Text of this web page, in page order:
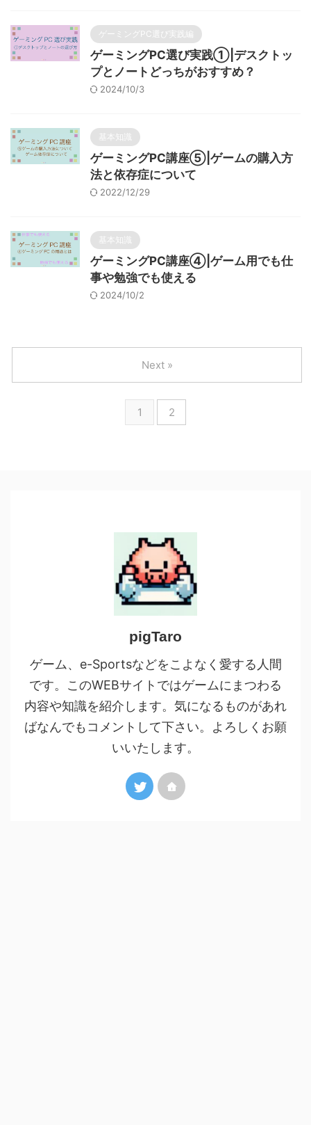
ゲーミングPC選び実践編
ゲーミングPC選び実践①|デスクトッ
プとノートどっちがおすすめ？
2024/10/3
基本知識
ゲーミングPC講座⑤|ゲームの購入方
法と依存症について
2022/12/29
基本知識
ゲーミングPC講座④|ゲーム用でも仕
事や勉強でも使える
2024/10/2
1 2
Next »
pigTaro
ゲーム、e-Sportsなどをこよなく愛する人間
です。このWEBサイトではゲームにまつわる
内容や知識を紹介します。気になるものがあれ
ばなんでもコメントして下さい。よろしくお願
いいたします。